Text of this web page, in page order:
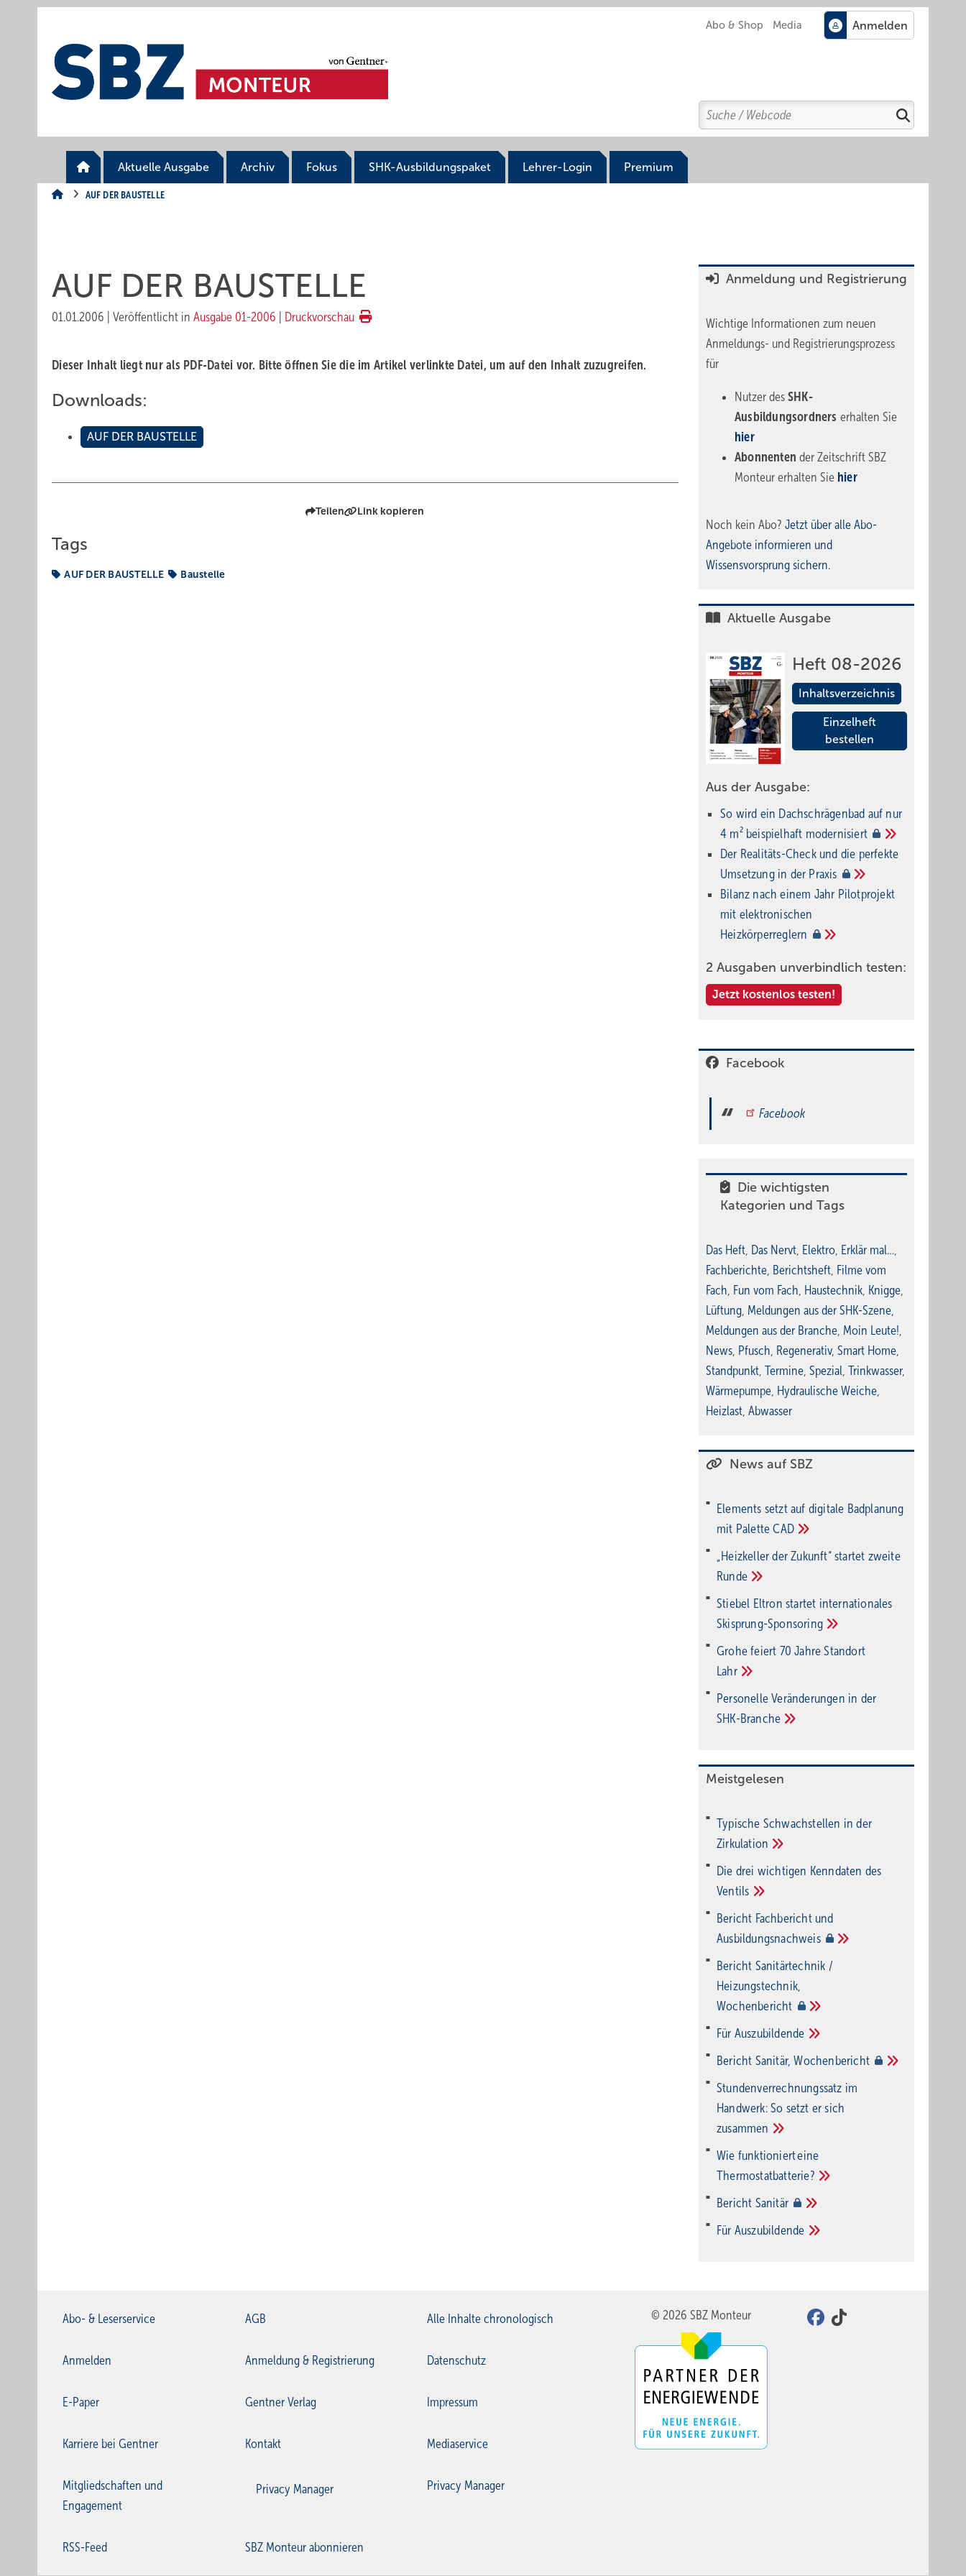
Abo & Shop Media
Search
Suchen
Aktuelle Ausgabe Archiv Fokus SHK-Ausbildungspaket Lehrer-Login Premium
AUF DER BAUSTELLE
AUF DER BAUSTELLE
01.01.2006 Veröffentlicht in Ausgabe 01-2006 Druckvorschau
Dieser Inhalt liegt nur als PDF-Datei vor. Bitte öffnen Sie die im Artikel verlinkte Datei, um auf den Inhalt zuzugreifen.
Downloads:
AUF DER BAUSTELLE
Teilen Link kopieren
Tags
AUF DER BAUSTELLE Baustelle
Anmeldung und Registrierung
Wichtige Informationen zum neuen
Anmeldungs- und Registrierungsprozess
für
Nutzer des SHK-
Ausbildungsordners erhalten Sie
hier
Abonnentender Zeitschrift SBZ
Monteur erhalten Sie hier
Noch kein Abo? Jetzt über alle Abo-
Angebote informieren und
Wissensvorsprung sichern.
Aktuelle Ausgabe
Heft 08-2026
Inhaltsverzeichnis
Einzelheft
bestellen
Aus der Ausgabe:
So wird ein Dach­schrägenbad auf nur
4 m² beispielhaft modernisiert
Der Realitäts-Check und die perfekte
Umsetzung in der Praxis
Bilanz nach einem Jahr Pilotprojekt
mit elektronischen
Heizkörperreglern
2 Ausgaben unverbindlich testen:
Jetzt kostenlos testen!
Facebook
Facebook
Die wichtigsten
Kategorien und Tags
Das Heft, Das Nervt, Elektro, Erklär mal…,
Fachberichte, Berichtsheft, Filme vom
Fach, Fun vom Fach, Haustechnik, Knigge,
Lüftung, Meldungen aus der SHK-Szene,
Meldungen aus der Branche, Moin Leute!,
News, Pfusch, Regenerativ, Smart Home,
Standpunkt, Termine, Spezial, Trinkwasser,
Wärmepumpe, Hydraulische Weiche,
Heizlast, Abwasser
News auf SBZ
Elements setzt auf di­gi­ta­le Bad­pla­nung
mit PaletteCAD
„Heizkeller der Zu­kunft“ star­tet zwei­te
Run­de
Stiebel Eltron startet internatio­nales
Ski­sprung-Spon­soring
Grohe feiert 70 Jahre Standort
Lahr
Personelle Veränderungen in der
SHK-Branche
Meistgelesen
Typische Schwachstellen in der
Zirkulation
Die drei wichtigen Kenndaten des
Ventils
Bericht Fachbericht und
Ausbildungsnachweis
Bericht Sanitärtechnik /
Heizungstechnik,
Wochenbericht
Für Auszubildende
Bericht Sanitär,Wochenbericht
Stundenverrechnungssatz im
Handwerk: So setzt er sich
zusammen
Wie funktioniert eine
Thermostatbatterie?
Bericht Sanitär
Für Auszubildende
Abo- & Leserservice AGB Alle Inhalte chronologisch
Anmelden Anmeldung & Registrierung Datenschutz
E-Paper Gentner Verlag Impressum
Karriere bei Gentner Kontakt Mediaservice
Mitgliedschaften und
Engagement
Privacy Manager Privacy Manager
RSS-Feed SBZ Monteur abonnieren
© 2026 SBZ Monteur